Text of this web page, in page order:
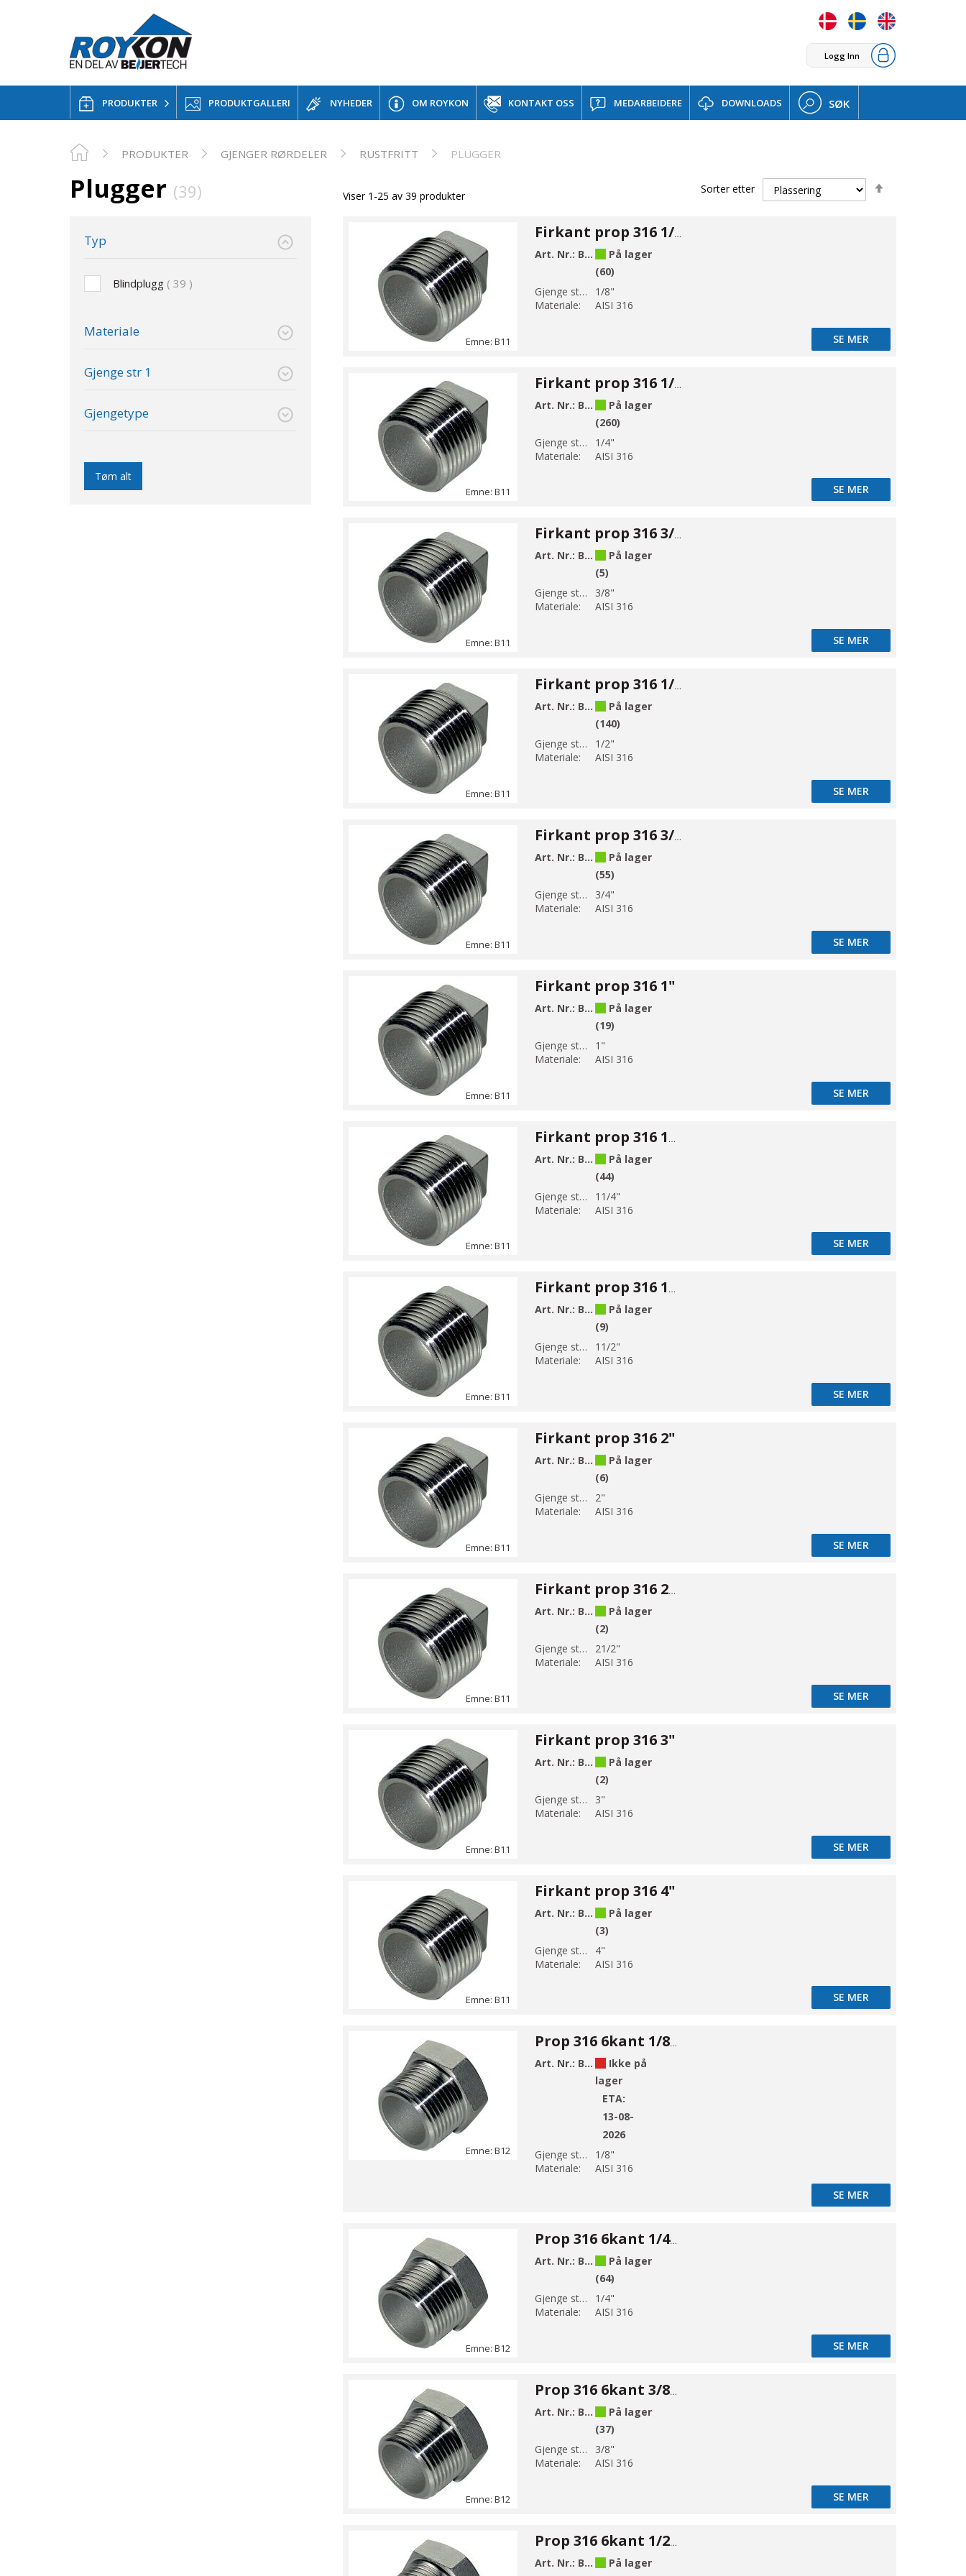
Logg Inn
PRODUKTER PRODUKTGALLERI NYHEDER OM ROYKON KONTAKT OSS MEDARBEIDERE DOWNLOADS SØK
PRODUKTER GJENGER RØRDELER RUSTFRITT PLUGGER
Plugger (39)
Typ
Blindplugg 39
Materiale
Gjenge str 1
Gjengetype
Tøm alt
Viser 1-25 av 39 produkter
Sorter etter
Emne: B11
Firkant prop 316 1/8"
Art. Nr.: B11-1
På lager
(60)
Gjenge str 1:
1/8"
Materiale:
AISI 316
SE MER
Emne: B11
Firkant prop 316 1/4"
Art. Nr.: B11-2
På lager
(260)
Gjenge str 1:
1/4"
Materiale:
AISI 316
SE MER
Emne: B11
Firkant prop 316 3/8"
Art. Nr.: B11-3
På lager
(5)
Gjenge str 1:
3/8"
Materiale:
AISI 316
SE MER
Emne: B11
Firkant prop 316 1/2"
Art. Nr.: B11-4
På lager
(140)
Gjenge str 1:
1/2"
Materiale:
AISI 316
SE MER
Emne: B11
Firkant prop 316 3/4"
Art. Nr.: B11-5
På lager
(55)
Gjenge str 1:
3/4"
Materiale:
AISI 316
SE MER
Emne: B11
Firkant prop 316 1"
Art. Nr.: B11-6
På lager
(19)
Gjenge str 1:
1"
Materiale:
AISI 316
SE MER
Emne: B11
Firkant prop 316 11/4"
Art. Nr.: B11-7
På lager
(44)
Gjenge str 1:
11/4"
Materiale:
AISI 316
SE MER
Emne: B11
Firkant prop 316 11/2"
Art. Nr.: B11-8
På lager
(9)
Gjenge str 1:
11/2"
Materiale:
AISI 316
SE MER
Emne: B11
Firkant prop 316 2"
Art. Nr.: B11-9
På lager
(6)
Gjenge str 1:
2"
Materiale:
AISI 316
SE MER
Emne: B11
Firkant prop 316 21/2"
Art. Nr.: B11-10
På lager
(2)
Gjenge str 1:
21/2"
Materiale:
AISI 316
SE MER
Emne: B11
Firkant prop 316 3"
Art. Nr.: B11-11
På lager
(2)
Gjenge str 1:
3"
Materiale:
AISI 316
SE MER
Emne: B11
Firkant prop 316 4"
Art. Nr.: B11-12
På lager
(3)
Gjenge str 1:
4"
Materiale:
AISI 316
SE MER
Emne: B12
Prop 316 6kant 1/8" BSPT
Art. Nr.: B12-1
Ikke på
lager
ETA:
13-08-
2026
Gjenge str 1:
1/8"
Materiale:
AISI 316
SE MER
Emne: B12
Prop 316 6kant 1/4" BSPT
Art. Nr.: B12-2
På lager
(64)
Gjenge str 1:
1/4"
Materiale:
AISI 316
SE MER
Emne: B12
Prop 316 6kant 3/8" BSPT
Art. Nr.: B12-3
På lager
(37)
Gjenge str 1:
3/8"
Materiale:
AISI 316
SE MER
Prop 316 6kant 1/2" BSPT
Art. Nr.: B12-4
På lager